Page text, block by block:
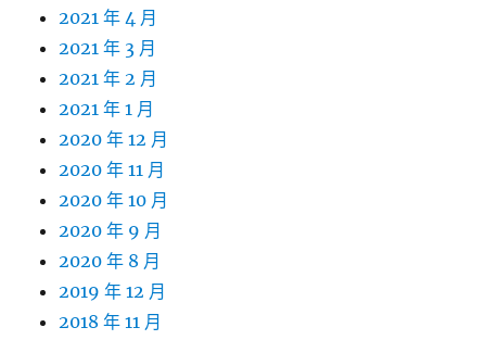
2021 年 4 月
2021 年 3 月
2021 年 2 月
2021 年 1 月
2020 年 12 月
2020 年 11 月
2020 年 10 月
2020 年 9 月
2020 年 8 月
2019 年 12 月
2018 年 11 月